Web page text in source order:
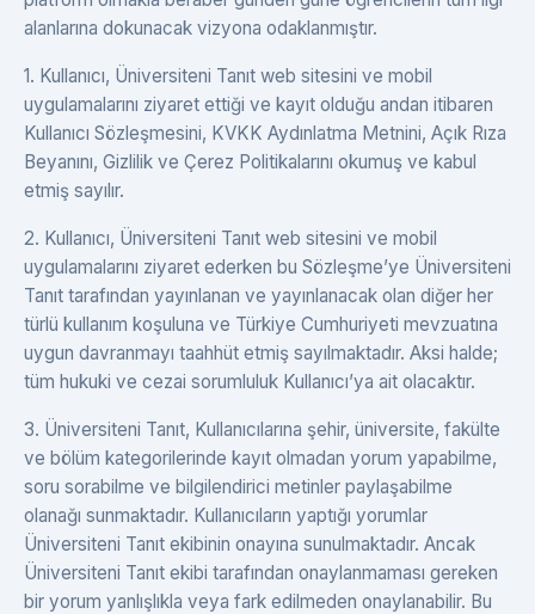
alanlarına dokunacak vizyona odaklanmıştır.
1. Kullanıcı, Üniversiteni Tanıt web sitesini ve mobil
uygulamalarını ziyaret ettiği ve kayıt olduğu andan itibaren
Kullanıcı Sözleşmesini, KVKK Aydınlatma Metnini, Açık Rıza
Beyanını, Gizlilik ve Çerez Politikalarını okumuş ve kabul
etmiş sayılır.
2. Kullanıcı, Üniversiteni Tanıt web sitesini ve mobil
uygulamalarını ziyaret ederken bu Sözleşme’ye Üniversiteni
Tanıt tarafından yayınlanan ve yayınlanacak olan diğer her
türlü kullanım koşuluna ve Türkiye Cumhuriyeti mevzuatına
uygun davranmayı taahhüt etmiş sayılmaktadır. Aksi halde;
tüm hukuki ve cezai sorumluluk Kullanıcı’ya ait olacaktır.
3. Üniversiteni Tanıt, Kullanıcılarına şehir, üniversite, fakülte
ve bölüm kategorilerinde kayıt olmadan yorum yapabilme,
soru sorabilme ve bilgilendirici metinler paylaşabilme
olanağı sunmaktadır. Kullanıcıların yaptığı yorumlar
Üniversiteni Tanıt ekibinin onayına sunulmaktadır. Ancak
Üniversiteni Tanıt ekibi tarafından onaylanmaması gereken
bir yorum yanlışlıkla veya fark edilmeden onaylanabilir. Bu